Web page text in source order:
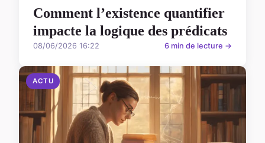
Comment l’existence quantifier
impacte la logique des prédicats
08/06/2026 16:22 6 min de lecture →
ACTU